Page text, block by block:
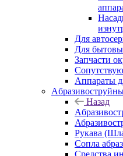
Для
Для
Запчасти
Аппараты
Назад
Рукава
Сопла
Средства